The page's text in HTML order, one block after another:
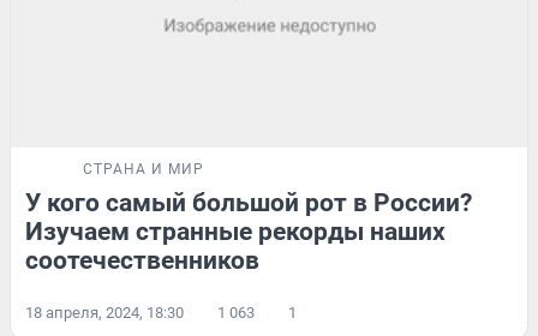
СТРАНА И МИР
У кого самый большой рот в России?
Изучаем странные рекорды наших
соотечественников
18 апреля, 2024, 18:30 1 063 1